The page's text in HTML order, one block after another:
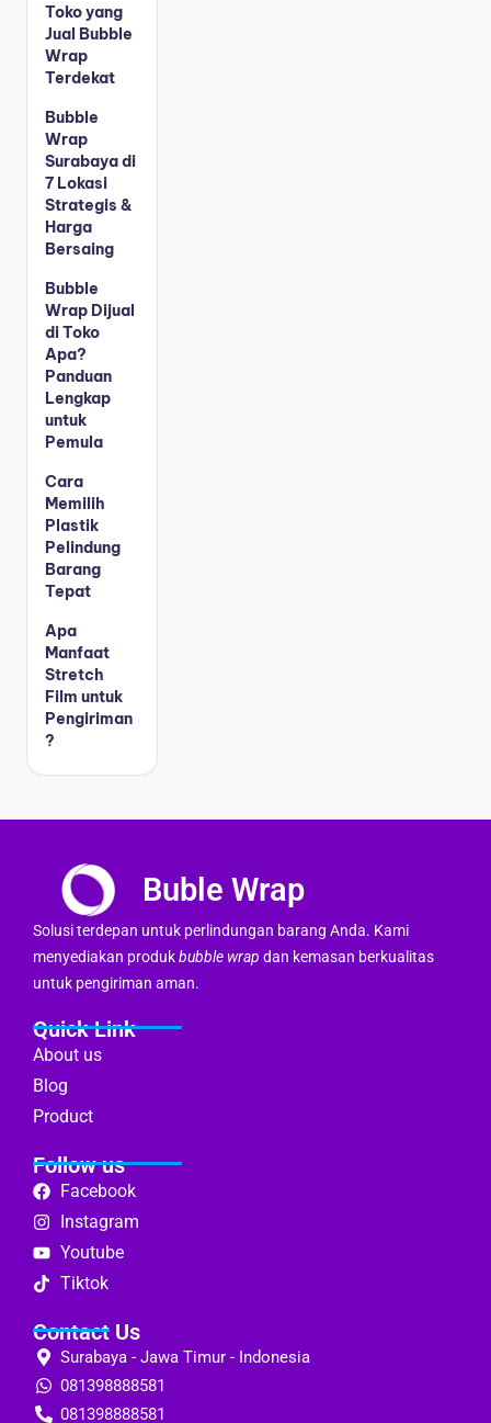
Toko yang
Jual Bubble
Wrap
Terdekat
Bubble
Wrap
Surabaya di
7 Lokasi
Strategis &
Harga
Bersaing
Bubble
Wrap Dijual
di Toko
Apa?
Panduan
Lengkap
untuk
Pemula
Cara
Memilih
Plastik
Pelindung
Barang
Tepat
Apa
Manfaat
Stretch
Film untuk
Pengiriman
?
Buble Wrap
Solusi terdepan untuk perlindungan barang Anda. Kami
menyediakan produkbubble wrap dan kemasan berkualitas
untuk pengiriman aman.
Quick Link
About us
Blog
Product
Follow us
Facebook
Instagram
Youtube
Tiktok
Contact Us
Surabaya - Jawa Timur - Indonesia
081398888581
081398888581